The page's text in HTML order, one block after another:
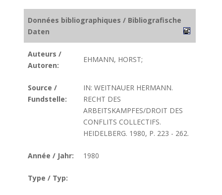
Données bibliographiques / Bibliografische
Daten
Auteurs /
Autoren:
EHMANN, HORST;
Source /
Fundstelle:
IN: WEITNAUER HERMANN.
RECHT DES
ARBEITSKAMPFES/DROIT DES
CONFLITS COLLECTIFS.
HEIDELBERG. 1980, P. 223 - 262.
Année / Jahr: 1980
Type / Typ: